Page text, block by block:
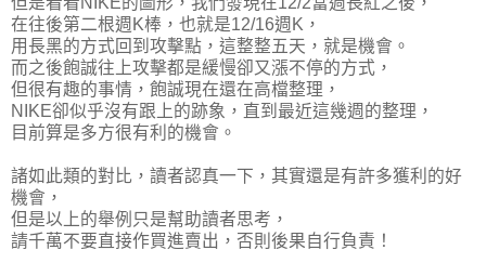
在往後第二根週K棒，也就是12/16週K，
用長黑的方式回到攻擊點，這整整五天，就是機會。
而之後飽誠往上攻擊都是緩慢卻又漲不停的方式，
但很有趣的事情，飽誠現在還在高檔整理，
NIKE卻似乎沒有跟上的跡象，直到最近這幾週的整理，
目前算是多方很有利的機會。
諸如此類的對比，讀者認真一下，其實還是有許多獲利的好
機會，
但是以上的舉例只是幫助讀者思考，
請千萬不要直接作買進賣出，否則後果自行負責！